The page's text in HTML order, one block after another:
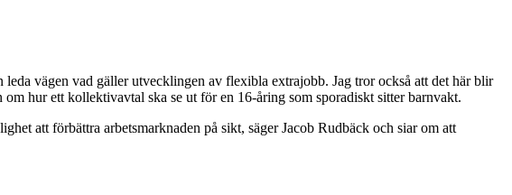
vägen vad gäller utvecklingen av flexibla extrajobb. Jag tror också att det här blir
hur ett kollektivavtal ska se ut för en 16-åring som sporadiskt sitter barnvakt.
att förbättra arbetsmarknaden på sikt, säger Jacob Rudbäck och siar om att